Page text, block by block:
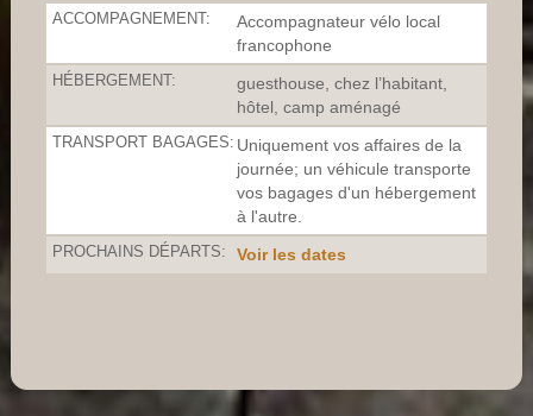
ACCOMPAGNEMENT:
Accompagnateur vélo local
francophone
HÉBERGEMENT:
guesthouse, chez l’habitant,
hôtel, camp aménagé
TRANSPORT BAGAGES: Uniquement vos affaires de la
journée; un véhicule transporte
vos bagages d'un hébergement
à l'autre.
PROCHAINS DÉPARTS: Voir les dates